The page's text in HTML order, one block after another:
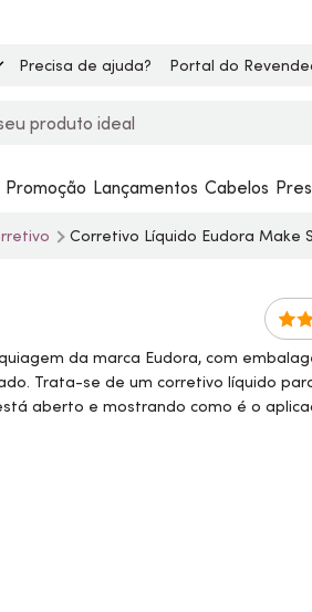
Precisa de ajuda? Portal do
Promoção Lançamentos Cabelos
Corretivo Líquido Eudora Make